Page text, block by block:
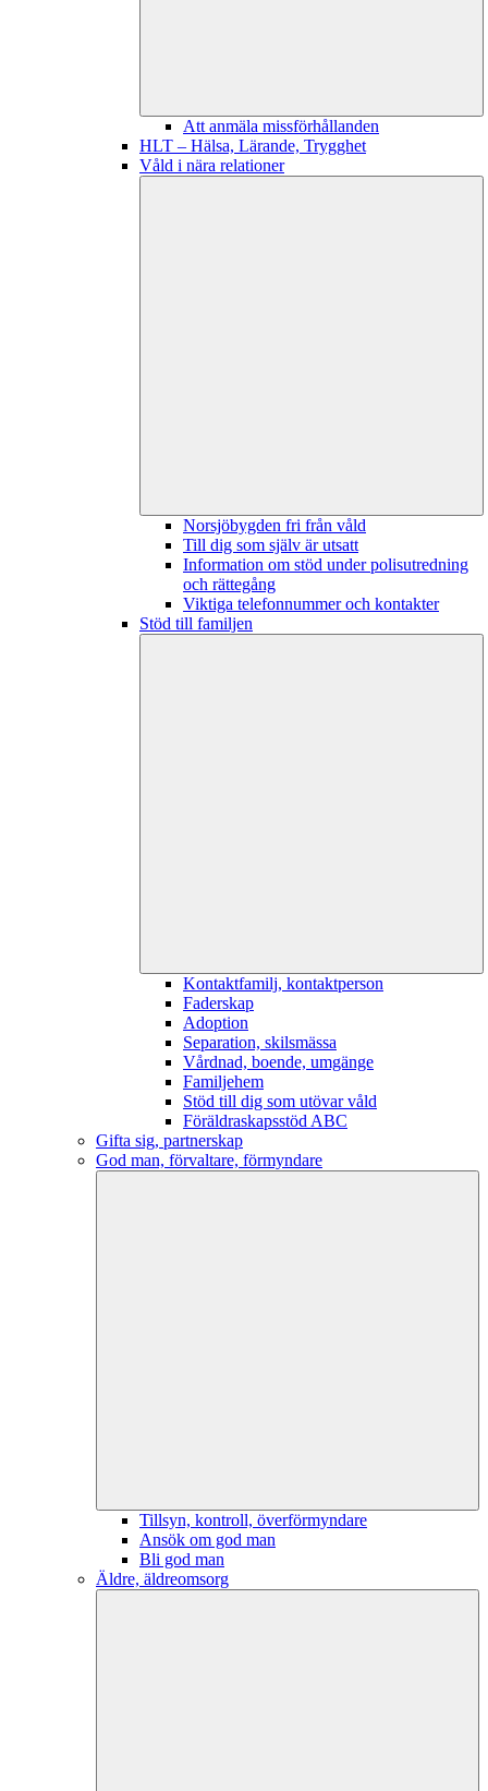
Att anmäla missförhållanden
HLT – Hälsa, Lärande, Trygghet
Våld i nära relationer
Norsjöbygden fri från våld
Till dig som själv är utsatt
Information om stöd under polisutredning
och rättegång
Viktiga telefonnummer och kontakter
Stöd till familjen
Kontaktfamilj, kontaktperson
Faderskap
Adoption
Separation, skilsmässa
Vårdnad, boende, umgänge
Familjehem
Stöd till dig som utövar våld
Föräldraskapsstöd ABC
Gifta sig, partnerskap
God man, förvaltare, förmyndare
Tillsyn, kontroll, överförmyndare
Ansök om god man
Bli god man
Äldre, äldreomsorg